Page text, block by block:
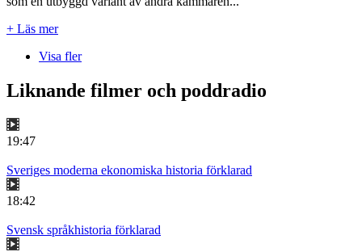
+ Läs mer
Visa fler
Liknande filmer och poddradio
19:47
Sveriges moderna ekonomiska historia förklarad
18:42
Svensk språkhistoria förklarad